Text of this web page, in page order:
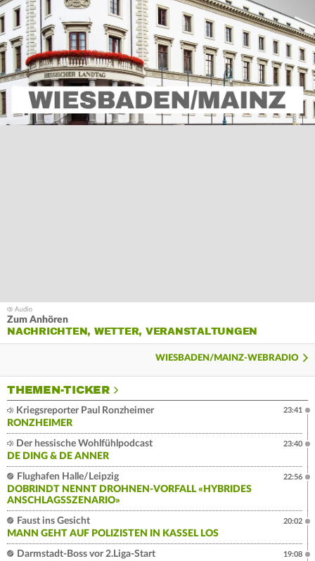
Zum Anhören
NACHRICHTEN, WETTER, VERANSTALTUNGEN
WIESBADEN/MAINZ-WEBRADIO
THEMEN-TICKER
Kriegsreporter Paul Ronzheimer
RONZHEIMER
23:41
Der hessische Wohlfühlpodcast
DE DING & DE ANNER
23:40
Flughafen Halle/Leipzig
DOBRINDT NENNT DROHNEN-VORFALL «HYBRIDES
ANSCHLAGSSZENARIO»
22:56
Faust ins Gesicht
MANN GEHT AUF POLIZISTEN IN KASSEL LOS
20:02
Darmstadt-Boss vor 2.Liga-Start
19:08